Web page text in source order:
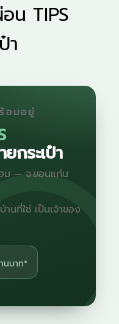
น TIPS
า
อมอยู่
กระเป๋า
ฮม — จ.ขอนแก่น
นที่ใช่ เป็นเจ้าของ
นบาท*